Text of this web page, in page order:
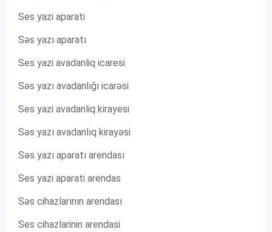
Ses yazi aparati
Səs yazı aparatı
Ses yazi avadanliq icaresi
Səs yazı avadanlığı icarəsi
Ses yazi avadanliq kirayesi
Səs yazı avadanlıq kirayəsi
Səs yazı aparatı arendası
Ses yazi aparati arendas
Səs cihazlarının arendası
Ses cihazlarinin arendasi